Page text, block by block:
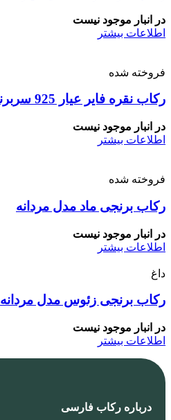
در انبار موجود نیست
اطلاعات بیشتر
فروخته شده
رکاب نقره فایر عیار 925 سربرنجی
در انبار موجود نیست
اطلاعات بیشتر
فروخته شده
رکاب برنجی ماد مدل مردانه
در انبار موجود نیست
اطلاعات بیشتر
داغ
رکاب برنجی زئوس مدل مردانه
در انبار موجود نیست
اطلاعات بیشتر
درباره رکاب فارسی